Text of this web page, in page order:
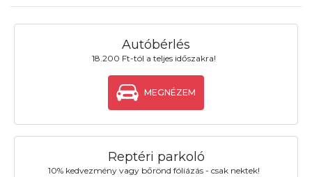
Autóbérlés
18.200 Ft-tól a teljes időszakra!
MEGNÉZEM
Reptéri parkoló
10% kedvezmény vagy bőrönd fóliázás - csak nektek!